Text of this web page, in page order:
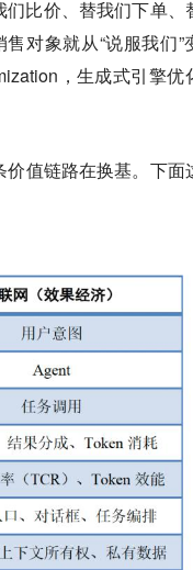
比价、替我们下单、
对象就从“说服我们”
，生成式引擎优
值链路在换基。下面